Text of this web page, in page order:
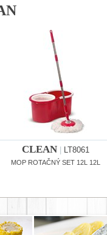
CLEAN LT8061
MOP ROTAČNÝ SET 12L 12L